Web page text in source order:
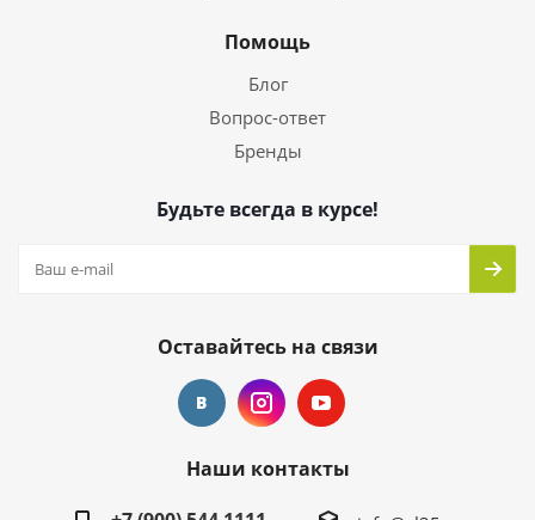
Помощь
Блог
Вопрос-ответ
Бренды
Будьте всегда в курсе!
Оставайтесь на связи
Наши контакты